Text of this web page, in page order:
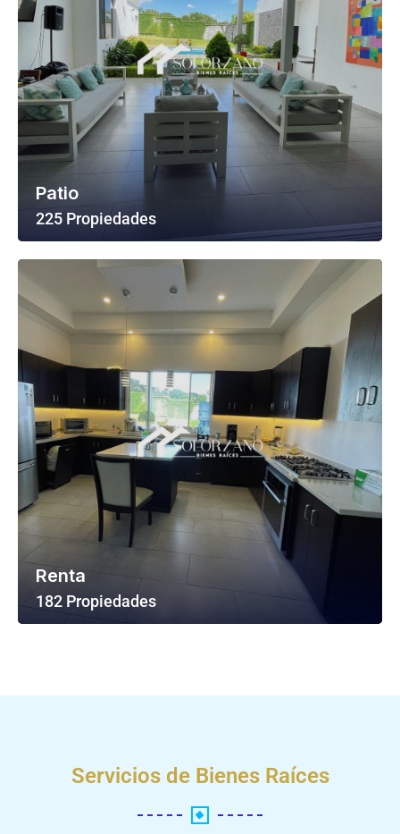
Patio
225 Propiedades
Ver Todas Las Propiedades
Renta
182 Propiedades
Servicios de Bienes Raíces